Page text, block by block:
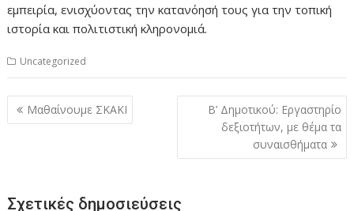
εμπειρία, ενισχύοντας την κατανόησή τους για την τοπική
ιστορία και πολιτιστική κληρονομιά.
Uncategorized
Πλοήγηση
άρθρων
Μαθαίνουμε ΣΚΑΚΙ
Β’ Δημοτικού: Eργαστηρίο
δεξιοτήτων, με θέμα τα
συναισθήματα
Σχετικές δημοσιεύσεις